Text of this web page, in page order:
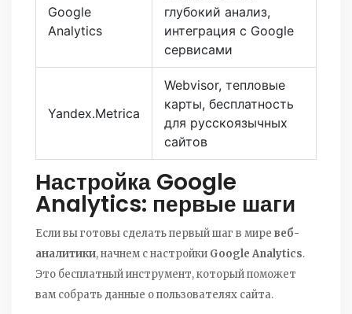
Google
Analytics
глубокий анализ,
интеграция с Google
сервисами
Yandex.Metrica
Webvisor, тепловые
карты, бесплатность
для русскоязычных
сайтов
Настройка Google
Analytics: первые шаги
Если вы готовы сделать первый шаг в мире веб-
аналитики, начнем с настройки Google Analytics.
Это бесплатный инструмент, который поможет
вам собрать данные о пользователях сайта.